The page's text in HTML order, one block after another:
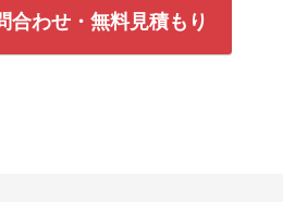
合わせ・無料見積もり